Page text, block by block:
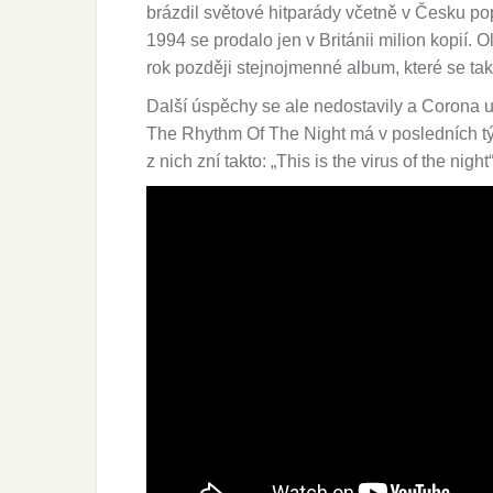
brázdil světové hitparády včetně v Česku
1994 se prodalo jen v Británii milion kopií.
rok později stejnojmenné album, které se
Další úspěchy se ale nedostavily a Corona
The Rhythm Of The Night má v posledních
z nich zní takto: „This is the virus of the